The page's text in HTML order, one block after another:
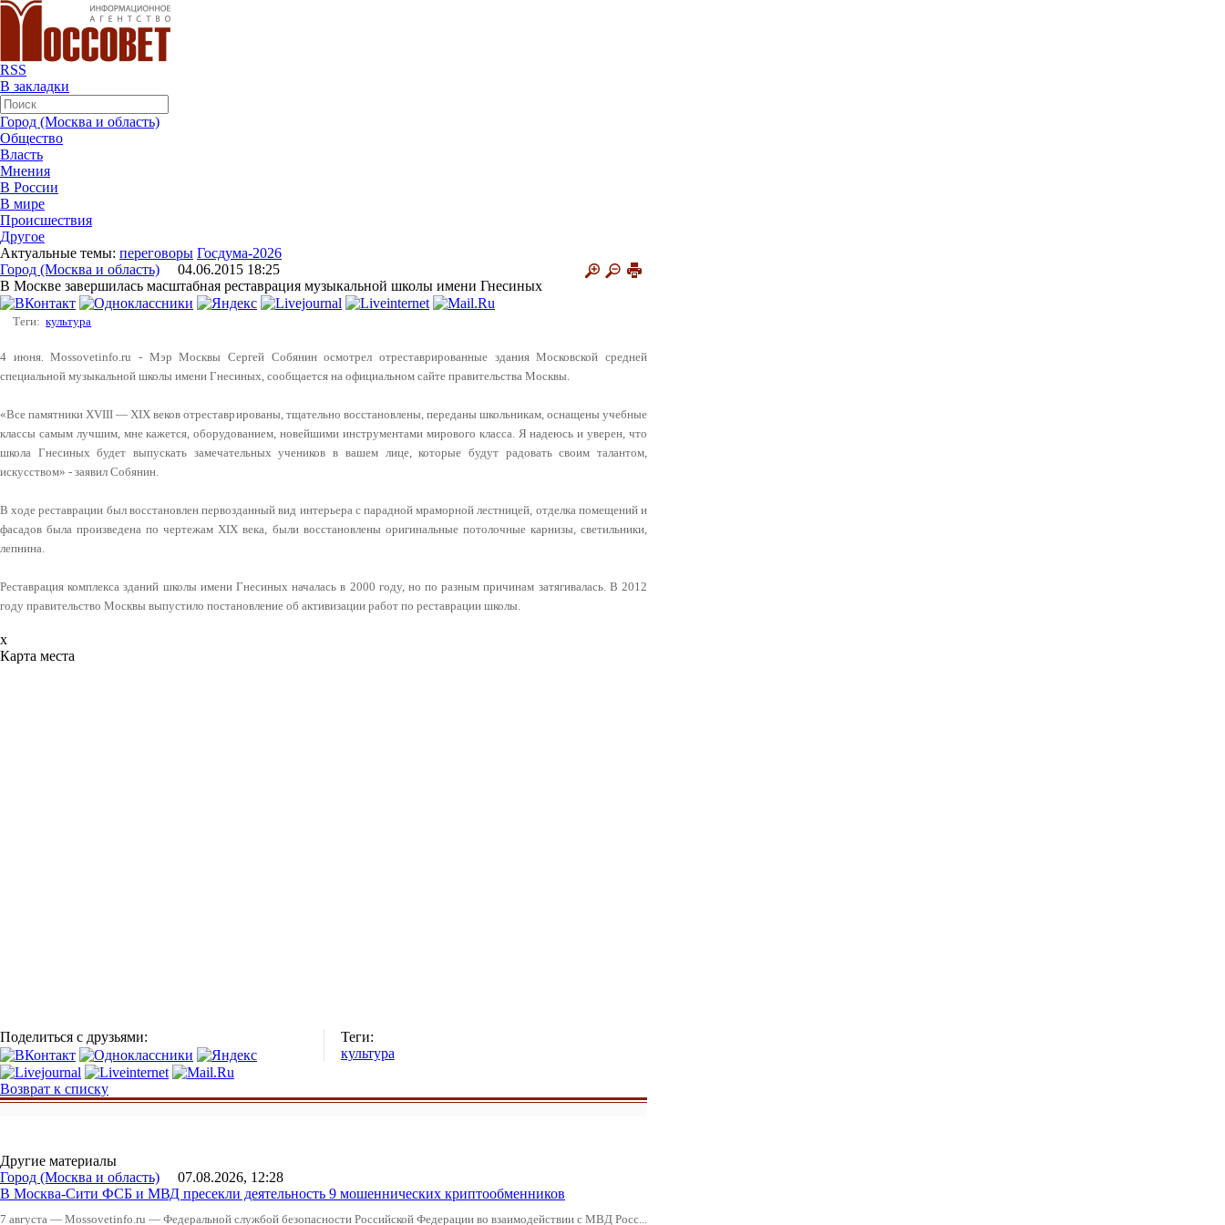
RSS
В закладки
Город (Москва и область)
Общество
Власть
Мнения
В России
В мире
Происшествия
Другое
Актуальные темы: переговоры Госдума-2026
Город (Москва и область) 04.06.2015 18:25
В Москве завершилась масштабная реставрация музыкальной школы имени Гнесиных
Теги: культура
4 июня. Mossovetinfo.ru - Мэр Москвы Сергей Собянин осмотрел отреставрированные здания Московской средней
специальной музыкальной школы имени Гнесиных, сообщается на официальном сайте правительства Москвы.
«Все памятники XVIII — XIX веков отреставрированы, тщательно восстановлены, переданы школьникам, оснащены учебные
классы самым лучшим, мне кажется, оборудованием, новейшими инструментами мирового класса. Я надеюсь и уверен, что
школа Гнесиных будет выпускать замечательных учеников в вашем лице, которые будут радовать своим талантом,
искусством» - заявил Собянин.
В ходе реставрации был восстановлен первозданный вид интерьера с парадной мраморной лестницей, отделка помещений и
фасадов была произведена по чертежам XIX века, были восстановлены оригинальные потолочные карнизы, светильники,
лепнина.
Реставрация комплекса зданий школы имени Гнесиных началась в 2000 году, но по разным причинам затягивалась. В 2012
году правительство Москвы выпустило постановление об активизации работ по реставрации школы.
x
Карта места
Поделиться с друзьями:
Теги:
культура
Возврат к списку
Другие материалы
Город (Москва и область) 07.08.2026, 12:28
В Москва-Сити ФСБ и МВД пресекли деятельность 9 мошеннических криптообменников
7 августа — Mossovetinfo.ru — Федеральной службой безопасности Российской Федерации во взаимодействии с МВД Росс...